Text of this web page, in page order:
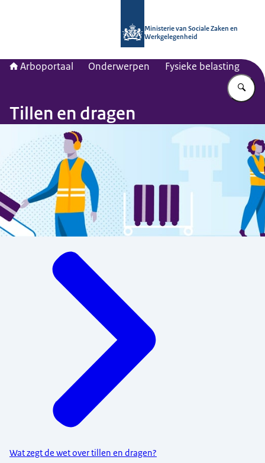
Ministerie van Sociale Zaken en
Werkgelegenheid
Arboportaal Onderwerpen Fysieke belasting
Tillen en dragen
Wat zegt de wet over tillen en dragen?